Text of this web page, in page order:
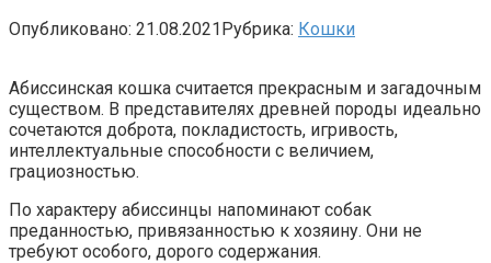
Опубликовано: 21.08.2021Рубрика: Кошки
Абиссинская кошка считается прекрасным и загадочным
существом. В представителях древней породы идеально
сочетаются доброта, покладистость, игривость,
интеллектуальные способности с величием,
грациозностью.
По характеру абиссинцы напоминают собак
преданностью, привязанностью к хозяину. Они не
требуют особого, дорого содержания.